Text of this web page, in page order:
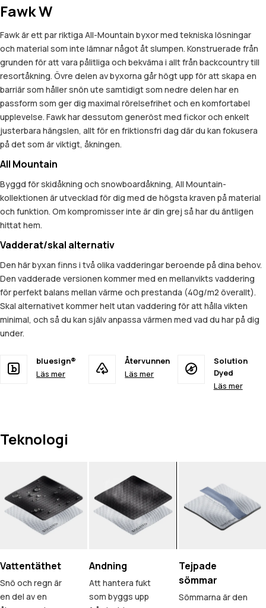
Fawk W
Fawk är ett par riktiga All-Mountain byxor med tekniska lösningar
och material som inte lämnar något åt slumpen. Konstruerade från
grunden för att vara pålitliga och bekväma i allt från backcountry till
resortåkning. Övre delen av byxorna går högt upp för att skapa en
barriär som håller snön ute samtidigt som nedre delen har en
passform som ger dig maximal rörelsefrihet och en komfortabel
upplevelse. Fawk har dessutom generöst med fickor och enkelt
justerbara hängslen, allt för en friktionsfri dag där du kan fokusera
på det som är viktigt, åkningen.
All Mountain
Byggd för skidåkning och snowboardåkning, All Mountain-
kollektionen är utvecklad för dig med de högsta kraven på material
och funktion. Om kompromisser inte är din grej så har du äntligen
hittat hem.
Vadderat/skal alternativ
Den här byxan finns i två olika vadderingar beroende på dina behov.
Den vadderade versionen kommer med en mellanvikts vaddering
för perfekt balans mellan värme och prestanda (40g/m2 överallt).
Skal alternativet kommer helt utan vaddering för att hålla vikten
minimal, och så du kan själv anpassa värmen med vad du har på dig
under.
bluesign®
Läs mer
Återvunnen
Läs mer
Solution
Dyed
Läs mer
Teknologi
Vattentäthet
Snö och regn är
en del av en
Andning
Att hantera fukt
som byggs upp
Tejpade
sömmar
Sömmarna är den